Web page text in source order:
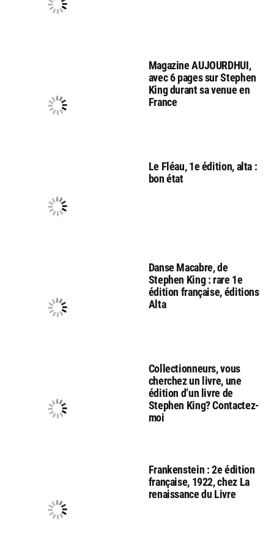
Magazine AUJOURDHUI,
avec 6 pages sur Stephen
King durant sa venue en
France
Le Fléau, 1e édition, alta :
bon état
Danse Macabre, de
Stephen King : rare 1e
édition française, éditions
Alta
Collectionneurs, vous
cherchez un livre, une
édition d’un livre de
Stephen King? Contactez-
moi
Frankenstein : 2e édition
française, 1922, chez La
renaissance du Livre